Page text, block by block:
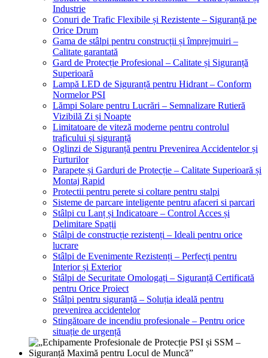
Industrie
Conuri de Trafic Flexibile și Rezistente – Siguranță pe
Orice Drum
Gama de stâlpi pentru construcții și împrejmuiri –
Calitate garantată
Gard de Protecție Profesional – Calitate și Siguranță
Superioară
Lampă LED de Siguranță pentru Hidrant – Conform
Normelor PSI
Lămpi Solare pentru Lucrări – Semnalizare Rutieră
Vizibilă Zi și Noapte
Limitatoare de viteză moderne pentru controlul
traficului și siguranță
Oglinzi de Siguranță pentru Prevenirea Accidentelor și
Furturilor
Parapete și Garduri de Protecție – Calitate Superioară și
Montaj Rapid
Protectii pentru perete si coltare pentru stalpi
Sisteme de parcare inteligente pentru afaceri si parcari
Stâlpi cu Lanț și Indicatoare – Control Acces și
Delimitare Spații
Stâlpi de construcție rezistenți – Ideali pentru orice
lucrare
Stâlpi de Evenimente Rezistenți – Perfecți pentru
Interior și Exterior
Stâlpi de Securitate Omologați – Siguranță Certificată
pentru Orice Proiect
Stâlpi pentru siguranță – Soluția ideală pentru
prevenirea accidentelor
Stingătoare de incendiu profesionale – Pentru orice
situație de urgență